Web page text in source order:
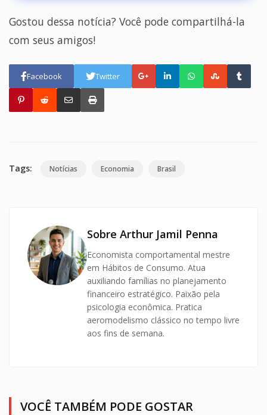
Gostou dessa notícia? Você pode compartilhá-la
com seus amigos!
Facebook Twitter
Tags: Notícias Economia Brasil
Sobre Arthur Jamil Penna
Economista comportamental mestre
em Hábitos de Consumo. Atua
auxiliando famílias no planejamento
financeiro estratégico. Paixão pela
psicologia econômica. Pratica
aeromodelismo clássico no tempo livre
aos fins de semana.
VOCÊ TAMBÉM PODE GOSTAR